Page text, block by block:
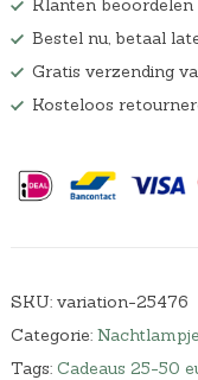
Klanten
Bestel nu, betaal
Gratis verzending
Kosteloos
SKU: variation-25476
Categorie:
Tags: Cadeaus 25-50